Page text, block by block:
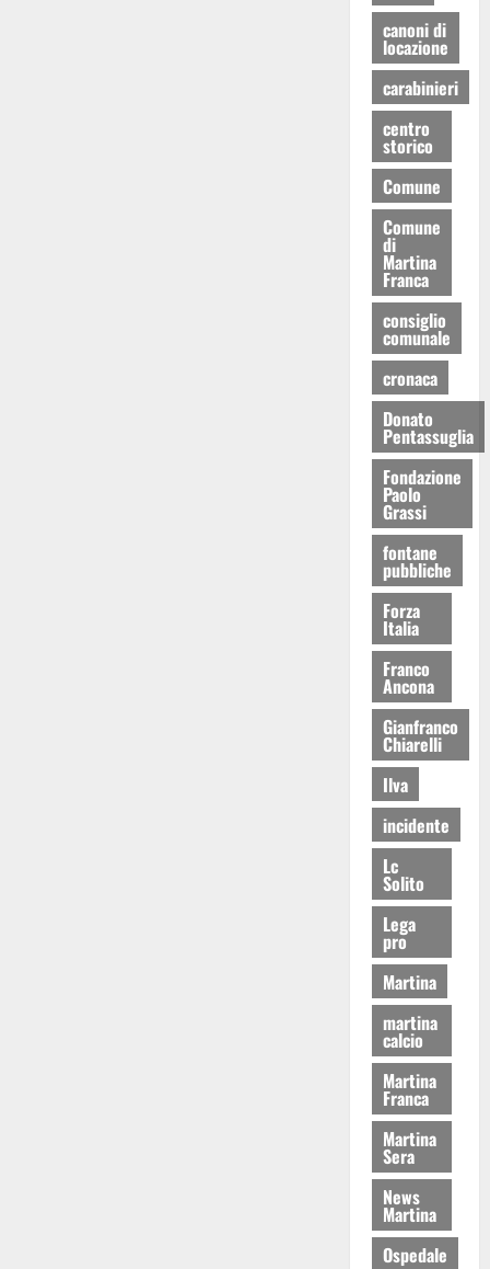
canoni di
locazione
carabinieri
centro
storico
Comune
Comune
di
Martina
Franca
consiglio
comunale
cronaca
Donato
Pentassuglia
Fondazione
Paolo
Grassi
fontane
pubbliche
Forza
Italia
Franco
Ancona
Gianfranco
Chiarelli
Ilva
incidente
Lc
Solito
Lega
pro
Martina
martina
calcio
Martina
Franca
Martina
Sera
News
Martina
Ospedale